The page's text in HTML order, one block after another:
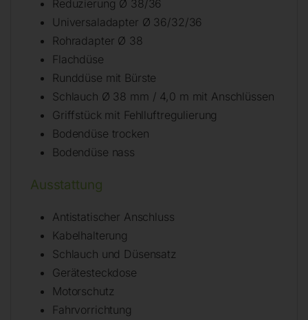
Reduzierung Ø 38/36
Universaladapter Ø 36/32/36
Rohradapter Ø 38
Flachdüse
Runddüse mit Bürste
Schlauch Ø 38 mm / 4,0 m mit Anschlüssen
Griffstück mit Fehlluftregulierung
Bodendüse trocken
Bodendüse nass
Ausstattung
Antistatischer Anschluss
Kabelhalterung
Schlauch und Düsensatz
Gerätesteckdose
Motorschutz
Fahrvorrichtung